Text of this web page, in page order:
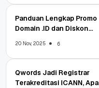
Panduan Lengkap Promo
Domain .ID dan Diskon
20 Nov, 2025 6
Qwords Jadi Registrar
Terakreditasi ICANN, Apa